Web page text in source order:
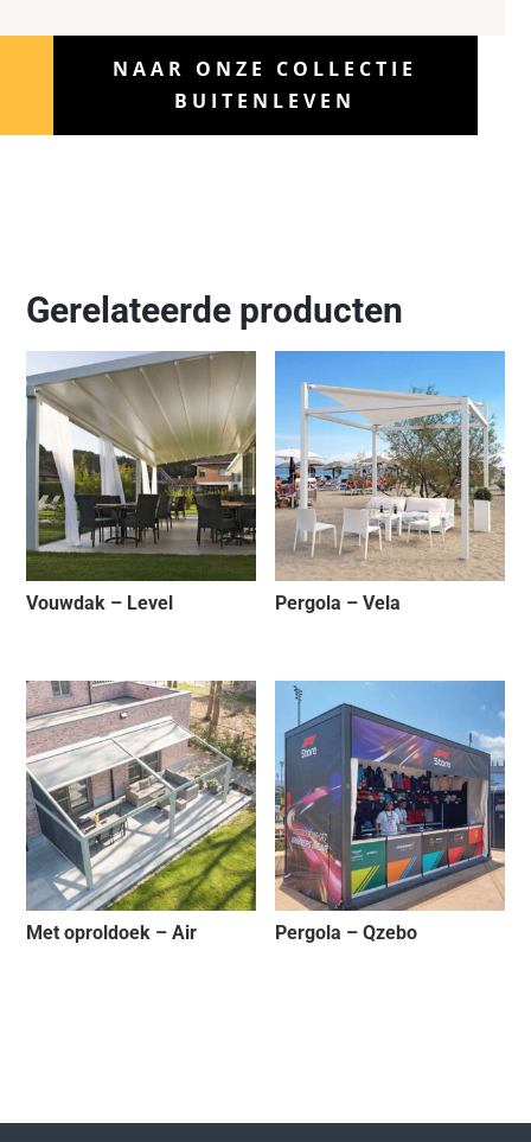
NAAR ONZE COLLECTIE
BUITENLEVEN
Gerelateerde producten
Vouwdak – Level Pergola – Vela
Met oproldoek – Air Pergola – Qzebo